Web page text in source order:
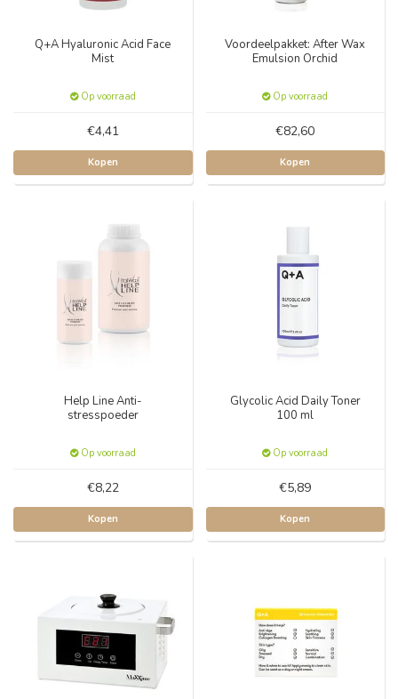
Q+A Hyaluronic Acid Face
Mist
Op voorraad
€4,41
Kopen
Voordeelpakket: After Wax
Emulsion Orchid
Op voorraad
€82,60
Kopen
Help Line Anti-
stresspoeder
Op voorraad
€8,22
Kopen
Glycolic Acid Daily Toner
100 ml
Op voorraad
€5,89
Kopen